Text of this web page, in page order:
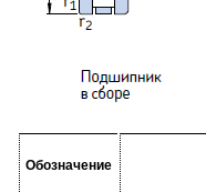
Обозначение